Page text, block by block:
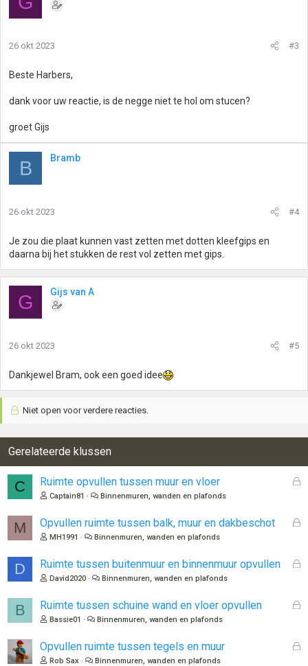
26 okt 2023 #3
Beste Harbers,
dank voor uw reactie, is de negge niet te hol om stucen?
groet Gijs
B Bramb
26 okt 2023 #4
Je zou die plaat kunnen vast zetten met dotten kleefgips en
daarna bij het stukken de rest vol zetten met gips.
G Gijs van A
26 okt 2023 #5
Dankjewel Bram, ook een goed idee
Niet open voor verdere reacties.
Gerelateerde klussen
C
G
n
Ruimte opvullen tussen muur en vloer
Captain81 Binnenmuren, wanden en plafonds
M
G
n
Opvullen ruimte tussen balk, muur en dakbeschot
MH1991 Binnenmuren, wanden en plafonds
D
G
n
Ruimte tussen buitenmuur en binnenmuur opvullen
David2020 Binnenmuren, wanden en plafonds
B
G
Ruimte tussen schuine wand en vloer opvullen
Bassie01 Binnenmuren, wanden en plafonds
G
Opvullen ruimte tussen tegels en muur
Rob Sax Binnenmuren, wanden en plafonds